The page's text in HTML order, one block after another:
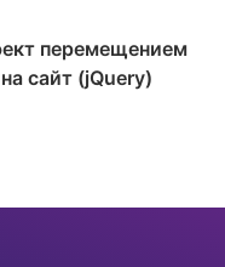
перемещением
сайт (jQuery)